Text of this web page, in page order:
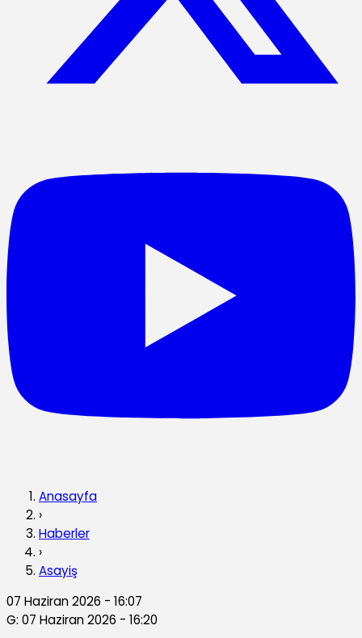
Anasayfa
›
Haberler
›
Asayiş
07 Haziran 2026 - 16:07
G: 07 Haziran 2026 - 16:20